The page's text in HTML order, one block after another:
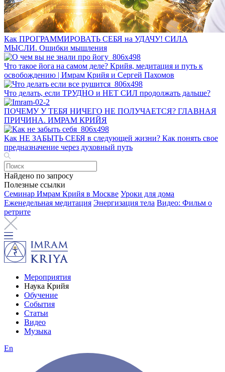
Как ПРОГРАММИРОВАТЬ СЕБЯ на УДАЧУ! СИЛА
МЫСЛИ. Ошибки мышления
Что такое йога на самом деле? Крийя, медитация и путь к
освобождению | Имрам Крийя и Сергей Пахомов
Что делать, если ТРУДНО и НЕТ СИЛ продолжать дальше?
ПОЧЕМУ У ТЕБЯ НИЧЕГО НЕ ПОЛУЧАЕТСЯ? ГЛАВНАЯ
ПРИЧИНА. ИМРАМ КРИЙЯ
Как НЕ ЗАБЫТЬ СЕБЯ в следующей жизни? Как понять свое
предназначение через духовный путь
Найдено по запросу
Полезные ссылки
Семинар Имрам Крийя в Москве Уроки для дома
Еженедельная медитация Энергизация тела Видео: Фильм о
ретрите
Мероприятия
Наука Крийя
Обучение
События
Статьи
Видео
Музыка
En